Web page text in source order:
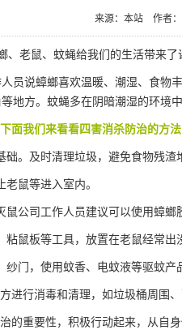
来源：本站 作者
老鼠、蚊蝇给我们的生活带来了
人员说蟑螂喜欢温暖、潮湿、食物
地方。蚊蝇多在阴暗潮湿的环境
面我们来看看四害消杀防治的方法
。及时清理垃圾，避免食物残渣
鼠等进入室内。
公司工作人员建议可以使用蟑螂
鼠板等工具，放置在老鼠经常出
门，使用蚊香、电蚊液等驱蚊产
进行消毒和清理，如垃圾桶周围
的重要性，积极行动起来，从自